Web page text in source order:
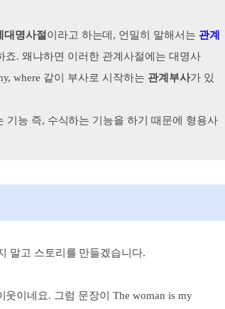
대명사절 이라고 하는데, 언밀히 말해서는 관계
죠.왜냐하면 이러한 관계사절에는 대명사
where 같이 부사로 시작하는 관계부사가 있
기능 즉, 수식하는 기능을 하기 때문에 형용사
말고 스토리를 만들겠습니다.
이네요. 그럼 문장이 The woman is my